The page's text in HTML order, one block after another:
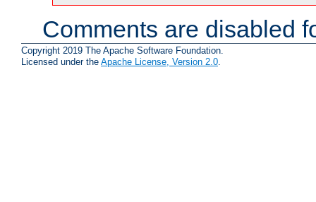
Comments are disabled
Copyright 2019 The Apache Software Foundation.
Licensed under the Apache License, Version 2.0.